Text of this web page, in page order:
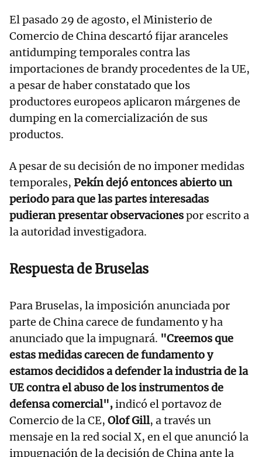
El pasado 29 de agosto, el Ministerio de
Comercio de China descartó fijar aranceles
antidumping temporales contra las
importaciones de brandy procedentes de la UE,
a pesar de haber constatado que los
productores europeos aplicaron márgenes de
dumping en la comercialización de sus
productos.
A pesar de su decisión de no imponer medidas
temporales, Pekín dejó entonces abierto un
periodo para que las partes interesadas
pudieran presentar observacionespor escrito a
la autoridad investigadora.
Respuesta de Bruselas
Para Bruselas, la imposición anunciada por
parte de China carece de fundamento y ha
anunciado que la impugnará. "Creemos que
estas medidas carecen de fundamento y
estamos decididos a defender la industria de la
UE contra el abuso de los instrumentos de
defensa comercial",indicó el portavoz de
Comercio de la CE, Olof Gill, a través un
mensaje en la red social X, en el que anunció la
impugnación de la decisión de China ante la